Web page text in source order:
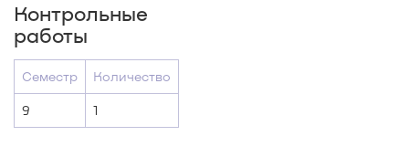
Контрольные
работы
Семестр Количество
9 1